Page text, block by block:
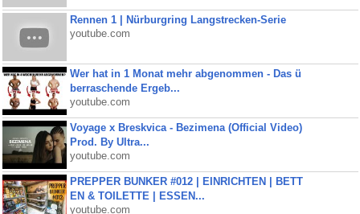
Rennen 1 | Nürburgring Langstrecken-Serie
youtube.com
Wer hat in 1 Monat mehr abgenommen - Das ü
berraschende Ergeb...
youtube.com
Voyage x Breskvica - Bezimena (Official Video)
Prod. By Ultra...
youtube.com
PREPPER BUNKER #012 | EINRICHTEN | BETT
EN & TOILETTE | ESSEN...
youtube.com